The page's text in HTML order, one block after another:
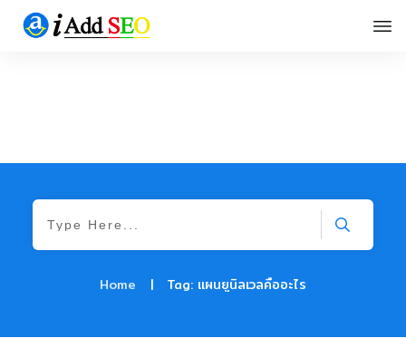
Home | Tag: แผนยูนิลเวลคืออะไร